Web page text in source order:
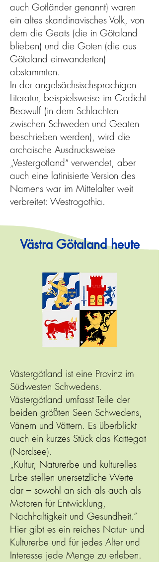
auch Gotländer genannt) waren
ein altes skandinavisches Volk, von
dem die Geats (die in Götaland
blieben) und die Goten (die aus
Götaland einwanderten)
abstammten.
In der angelsächsischsprachigen
Literatur, beispielsweise im Gedicht
Beowulf (in dem Schlachten
zwischen Schweden und Geaten
beschrieben werden), wird die
archaische Ausdrucksweise
„Vestergotland“ verwendet, aber
auch eine latinisierte Version des
Namens war im Mittelalter weit
verbreitet: Westrogothia.
Västra Götaland heute
Västergötland ist eine Provinz im
Südwesten Schwedens.
Västergötland umfasst Teile der
beiden größten Seen Schwedens,
Vänern und Vättern. Es überblickt
auch ein kurzes Stück das Kattegat
(Nordsee).
„Kultur, Naturerbe und kulturelles
Erbe stellen unersetzliche Werte
dar – sowohl an sich als auch als
Motoren für Entwicklung,
Nachhaltigkeit und Gesundheit.“
Hier gibt es ein reiches Natur- und
Kulturerbe und für jedes Alter und
Interesse jede Menge zu erleben.